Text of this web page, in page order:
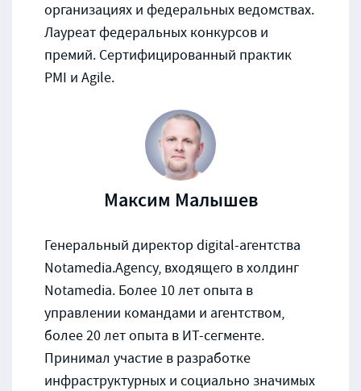
организациях и федеральных ведомствах.
Лауреат федеральных конкурсов и
премий. Сертифицированный практик
PMI и Agile.
Максим Малышев
Генеральный директор digital-агентства
Notamedia.Agency, входящего в холдинг
Notamedia. Более 10 лет опыта в
управлении командами и агентством,
более 20 лет опыта в ИТ-сегменте.
Принимал участие в разработке
инфраструктурных и социально значимых